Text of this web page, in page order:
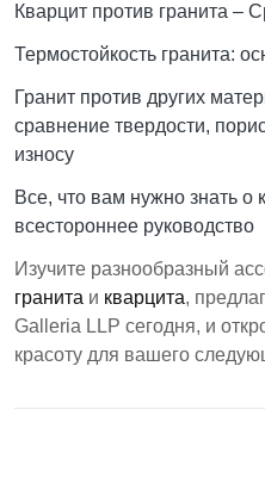
Кварцит против гранита –
Термостойкость гранита:
Гранит против других
сравнение твердости,
износу
Все, что вам нужно знать о
всестороннее руководство
Изучите разнообразный
гранита и кварцита,
Galleria LLP сегодня, и
красоту для вашего